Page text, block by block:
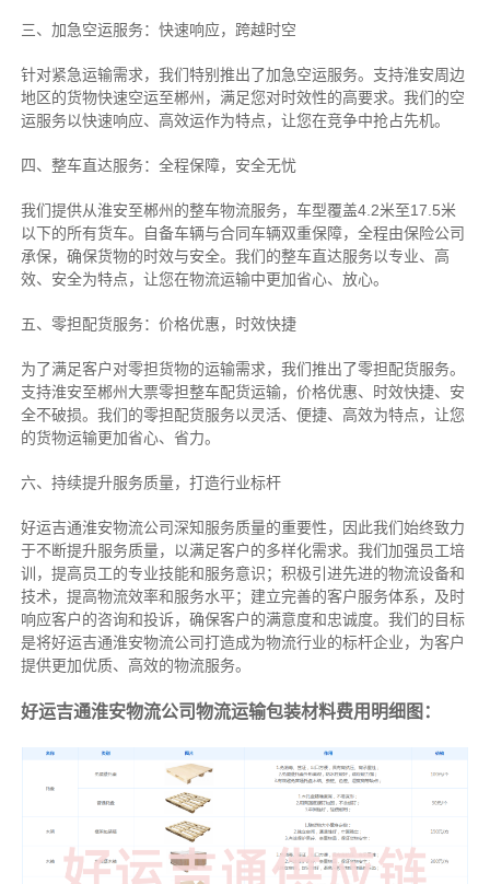
三、加急空运服务：快速响应，跨越时空
针对紧急运输需求，我们特别推出了加急空运服务。支持淮安周边
地区的货物快速空运至郴州，满足您对时效性的高要求。我们的空
运服务以快速响应、高效运作为特点，让您在竞争中抢占先机。
四、整车直达服务：全程保障，安全无忧
我们提供从淮安至郴州的整车物流服务，车型覆盖4.2米至17.5米
以下的所有货车。自备车辆与合同车辆双重保障，全程由保险公司
承保，确保货物的时效与安全。我们的整车直达服务以专业、高
效、安全为特点，让您在物流运输中更加省心、放心。
五、零担配货服务：价格优惠，时效快捷
为了满足客户对零担货物的运输需求，我们推出了零担配货服务。
支持淮安至郴州大票零担整车配货运输，价格优惠、时效快捷、安
全不破损。我们的零担配货服务以灵活、便捷、高效为特点，让您
的货物运输更加省心、省力。
六、持续提升服务质量，打造行业标杆
好运吉通淮安物流公司深知服务质量的重要性，因此我们始终致力
于不断提升服务质量，以满足客户的多样化需求。我们加强员工培
训，提高员工的专业技能和服务意识；积极引进先进的物流设备和
技术，提高物流效率和服务水平；建立完善的客户服务体系，及时
响应客户的咨询和投诉，确保客户的满意度和忠诚度。我们的目标
是将好运吉通淮安物流公司打造成为物流行业的标杆企业，为客户
提供更加优质、高效的物流服务。
好运吉通淮安物流公司物流运输包装材料费用明细图：